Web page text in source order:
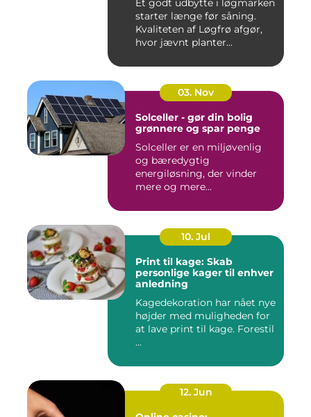
Et godt udbytte i løgmarken
starter længe før såning.
Kvaliteten af Løgfrø afgør,
hvor jævnt planter...
03. Nov
Solceller - gør din bolig
grønnere og spar penge
Solceller er en miljøvenlig
og bæredygtig
energiløsning, der vinder
mere og mere...
10. Jul
Print til kage: Skab
personlige kager til enhver
anledning
Kagedekoration har nået nye
højder med muligheden for
at lave print til kage. Forestil
...
12. Jun